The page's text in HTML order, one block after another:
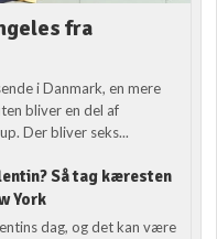
fra
i Danmark, en mere
bliver en del af
Der bliver seks...
Så tag kæresten
York
dag, og det kan være